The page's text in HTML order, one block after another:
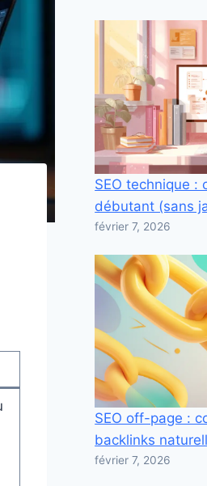
SEO technique :
débutant (sans
février 7, 2026
SEO off-page :
backlinks
février 7, 2026